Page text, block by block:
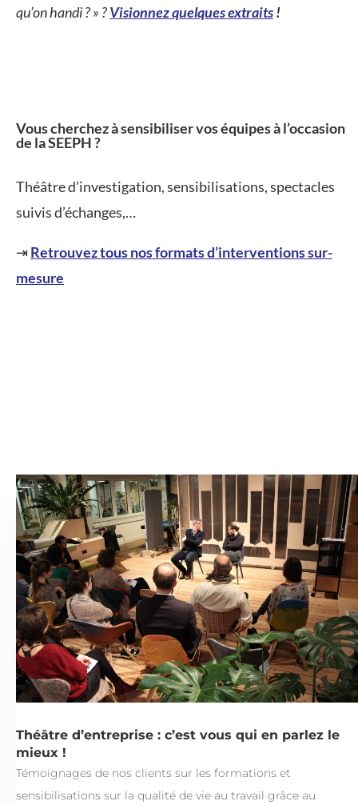
qu’on handi ? » ?Visionnez quelques extraits!
Vous cherchez à sensibiliser vos équipes à l’occasion
de la SEEPH ?
Théâtre d’investigation, sensibilisations, spectacles
suivis d’échanges,…
⇥Retrouvez tous nos formats d’interventions sur-
mesure
Théâtre d’entreprise : c’est vous qui en parlez le
mieux !
Témoignages de nos clients sur les formations et
sensibilisations sur la qualité de vie au travail grâce au